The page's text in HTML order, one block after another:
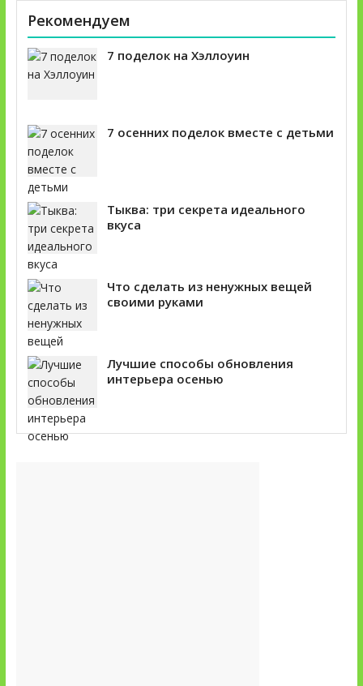
Рекомендуем
7 поделок на Хэллоуин
7 осенних поделок вместе с детьми
Тыква: три секрета идеального
вкуса
Что сделать из ненужных вещей
своими руками
Лучшие способы обновления
интерьера осенью